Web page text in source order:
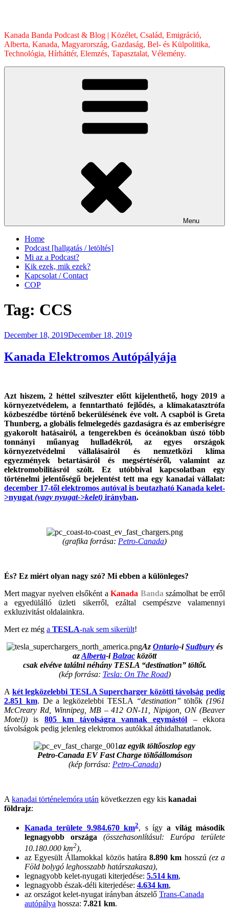
Kanada Banda Podcast & Blog | Közélet, Család, Emigráció,
Alberta, Kanada, Magyarország, Gazdaság, Bel- és Külpolitika,
Technológia, Hírháttér, Elemzés, Tapasztalat, Vélemény.
Menu
Home
Podcast [hallgatás / letöltés]
Mi az a Podcast?
Kik ezek, mik ezek?
Kapcsolat / Contact
COP
Tag: CCS
Posted
December 18, 2019December 18, 2019
Kanada Elektromos Autópályája
Azt hiszem, 2 héttel szilveszter előtt kijelenthető, hogy 2019 a
környezetvédelem, a fenntartható fejlődés, a klímakatasztrófa
közbeszédbe történő bekerülésének éve volt. A csapból is Greta
Thunberg, a globális felmelegedés gazdaságra és az emberiségre
gyakorolt hatásairól, a tengerekben és óceánokban úszó több
tonnányi műanyag hulladékról, az egyes országok
környezetvédelmi vállalásairól és nemzetközi klíma
egyezmények betartásáról és megsértéséről, valamint az
elektromobilitásról szólt. Ez utóbbival kapcsolatban egy
történelmi jelentőségű bejelentést tett ma egy kanadai vállalat:
december 17-től elektromos autóval is beutazható Kanada kelet-
>nyugat (vagy nyugat->kelet) irányban.
(grafika forrása: Petro-Canada)
És? Ez miért olyan nagy szó? Mi ebben a különleges?
Mert magyar nyelven elsőként aKanada Banda számolhat be erről
a egyedülálló üzleti sikerről, ezáltal csempészve valamennyi
exkluzivitást oldalainkra.
Mert ez még a TESLA-nak sem sikerült!
Az Ontario-iSudburyés
azAlberta-i Balzac között
csak elvétve találni néhány TESLA “destination” töltőt.
(kép forrása: Tesla: On The Road)
A két legközelebbi TESLA Supercharger közötti távolság pedig
2.851 km. De a legközelebbi TESLA “destination” töltők (1961
McCreary Rd, Winnipeg, MB – 412 ON-11, Nipigon, ON (Beaver
Motel)) is 805 km távolságra vannak egymástól – ekkora
távolságok pedig jelenleg elektromos autókkal áthidalhatatlanok.
az egyik töltőoszlop egy
Petro-Canada EV Fast Charge töltőállomáson
(kép forrása: Petro-Canada)
A kanadai történelemóra után következzen egy kis kanadai
földrajz:
Kanada területe 9.984.670 km2, s ígya világ második
legnagyobb országa
(összehasonlításul: Európa területe
10.180.000 km2),
az Egyesült Államokkal közös határa8.890 km hosszú (ez a
Föld bolygó leghosszabb határszakasza),
legnagyobb kelet-nyugati kiterjedése: 5.514 km,
legnagyobb észak-déli kiterjedése: 4.634 km,
az országot kelet-nyugat irányban átszelő Trans-Canada
autópálya hossza: 7.821 km.